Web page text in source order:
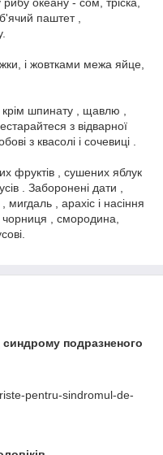
паштет ,
і жовтками межа яйце,
шпинату , щавлю ,
з відварної
з квасолі і сочевиці .
фруктів , сушених яблук
. Заборонені дати ,
мигдаль , арахіс і насіння
, смородина,
синдрому подразненого
pentru-sindromul-de-